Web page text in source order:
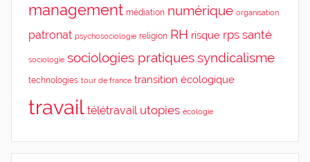
management médiation numérique organisation
patronat psychosociologie religion RH risque rps santé
sociologie sociologies pratiquessyndicalisme
technologies tour de france transition écologique
travail télétravail utopies écologie